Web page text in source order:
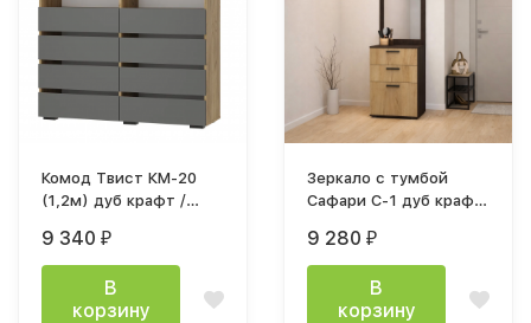
Комод Твист КМ-20
(1,2м) дуб крафт /
9 340 ₽
В
корзину
Зеркало с тумбой
Сафари С-1 дуб крафт
9 280 ₽
В
корзину